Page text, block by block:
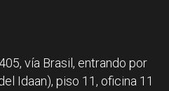
vía Brasil, entrando por
Idaan), piso 11, oficina 11